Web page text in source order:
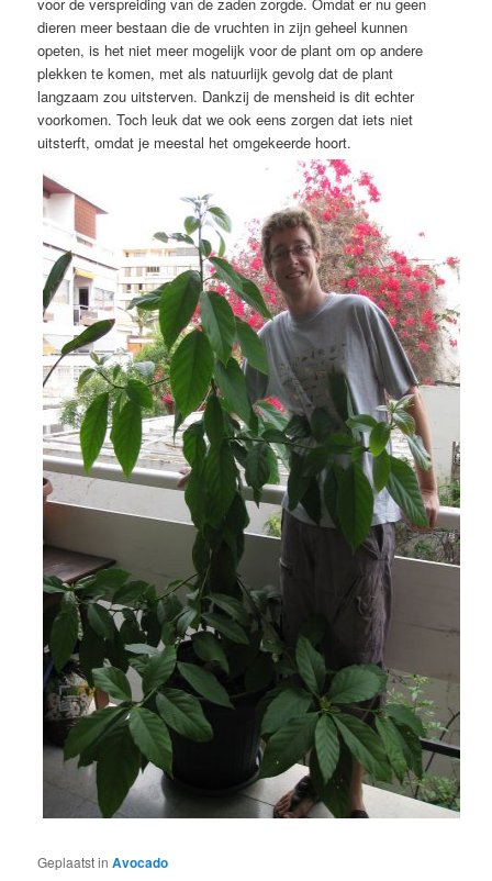
dieren meer bestaan die de vruchten in zijn geheel kunnen
opeten, is het niet meer mogelijk voor de plant om op andere
plekken te komen, met als natuurlijk gevolg dat de plant
langzaam zou uitsterven. Dankzij de mensheid is dit echter
voorkomen. Toch leuk dat we ook eens zorgen dat iets niet
uitsterft, omdat je meestal het omgekeerde hoort.
Geplaatst in Avocado